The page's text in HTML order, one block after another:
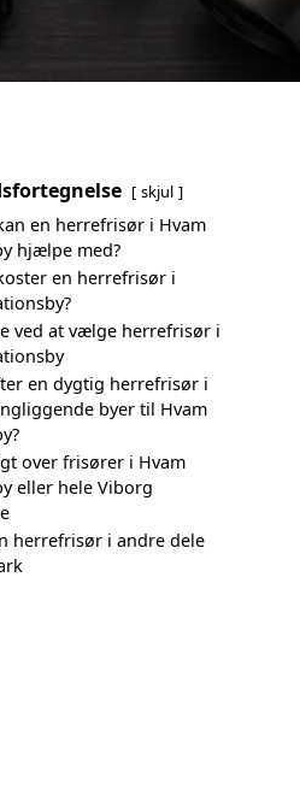
skjul
en herrefrisør i Hvam
hjælpe med?
en herrefrisør i
ved at vælge herrefrisør i
en dygtig herrefrisør i
byer til Hvam
over frisører i Hvam
eller hele Viborg
herrefrisør i andre dele